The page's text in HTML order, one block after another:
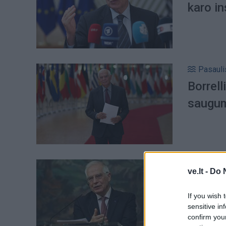
ve.lt - Do
If you wish
sensitive
confirm
karo